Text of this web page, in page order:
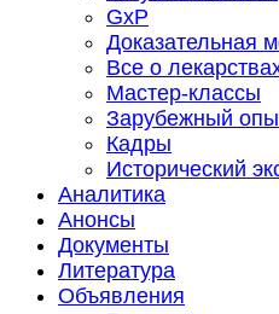
GxP
Доказательная
Все о
Мастер-классы
Зарубежный
Кадры
Исторический
Аналитика
Анонсы
Документы
Литература
Объявления